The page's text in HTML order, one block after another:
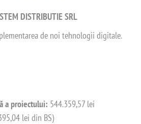
DISTRIBUTIE SRL
de noi tehnologii digitale.
a proiectului: 544.359,57 lei
lei din BS)